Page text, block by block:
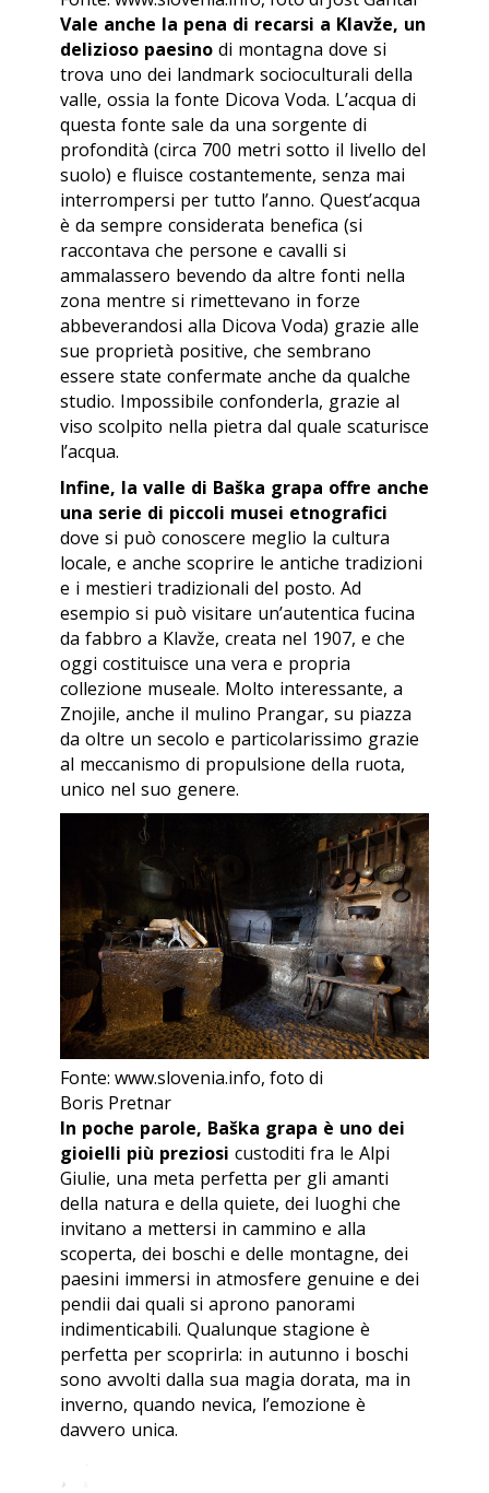
Vale anche la pena di recarsi a Klavže, un
delizioso paesino di montagna dove si
trova uno dei landmark socioculturali della
valle, ossia la fonte Dicova Voda. L’acqua di
questa fonte sale da una sorgente di
profondità (circa 700 metri sotto il livello del
suolo) e fluisce costantemente, senza mai
interrompersi per tutto l’anno. Quest’acqua
è da sempre considerata benefica (si
raccontava che persone e cavalli si
ammalassero bevendo da altre fonti nella
zona mentre si rimettevano in forze
abbeverandosi alla Dicova Voda) grazie alle
sue proprietà positive, che sembrano
essere state confermate anche da qualche
studio. Impossibile confonderla, grazie al
viso scolpito nella pietra dal quale scaturisce
l’acqua.
Infine, la valle di Baška grapa offre anche
una serie di piccoli musei etnografici
dove si può conoscere meglio la cultura
locale, e anche scoprire le antiche tradizioni
e i mestieri tradizionali del posto. Ad
esempio si può visitare un’autentica fucina
da fabbro a Klavže, creata nel 1907, e che
oggi costituisce una vera e propria
collezione museale. Molto interessante, a
Znojile, anche il mulino Prangar, su piazza
da oltre un secolo e particolarissimo grazie
al meccanismo di propulsione della ruota,
unico nel suo genere.
Fonte: www.slovenia.info, foto di
Boris Pretnar
In poche parole, Baška grapa è uno dei
gioielli più preziosi custoditi fra le Alpi
Giulie, una meta perfetta per gli amanti
della natura e della quiete, dei luoghi che
invitano a mettersi in cammino e alla
scoperta, dei boschi e delle montagne, dei
paesini immersi in atmosfere genuine e dei
pendii dai quali si aprono panorami
indimenticabili. Qualunque stagione è
perfetta per scoprirla: in autunno i boschi
sono avvolti dalla sua magia dorata, ma in
inverno, quando nevica, l’emozione è
davvero unica.